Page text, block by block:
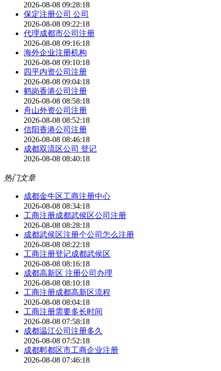
2026-08-08 09:28:18
保定注册公司 公司
2026-08-08 09:22:18
代理成都市公司注册
2026-08-08 09:16:18
海外企业注册机构
2026-08-08 09:10:18
四平内资公司注册
2026-08-08 09:04:18
鹤岗香港公司注册
2026-08-08 08:58:18
舟山外资公司注册
2026-08-08 08:52:18
信阳香港公司注册
2026-08-08 08:46:18
成都双流区公司 登记
2026-08-08 08:40:18
热门文章
成都金牛区工商注册中心
2026-08-08 08:34:18
工商注册成都武侯区公司注册
2026-08-08 08:28:18
成都武侯区注册个公司怎么注册
2026-08-08 08:22:18
工商注册登记成都武侯区
2026-08-08 08:16:18
成都高新区 注册公司办理
2026-08-08 08:10:18
工商注册成都高新区流程
2026-08-08 08:04:18
工商注册需要多长时间
2026-08-08 07:58:18
成都温江公司注册多久
2026-08-08 07:52:18
成都郫都区市工商企业注册
2026-08-08 07:46:18